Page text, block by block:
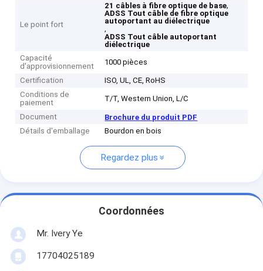
Le point fort
21 câbles à fibre optique de base,
ADSS Tout câble de fibre optique
autoportant au diélectrique
,
ADSS Tout câble autoportant
diélectrique
Capacité
d'approvisionnement
1000 pièces
Certification
ISO, UL, CE, RoHS
Conditions de
paiement
T/T, Western Union, L/C
Document
Brochure du produit PDF
Détails d'emballage
Bourdon en bois
Regardez plus
Coordonnées
Mr. Ivery Ye
17704025189